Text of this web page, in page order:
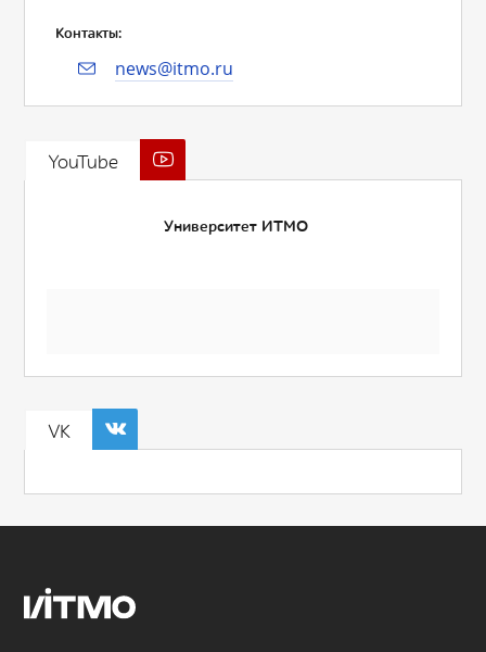
Контакты:
news@itmo.ru
YouTube
Университет ИТМО
VK